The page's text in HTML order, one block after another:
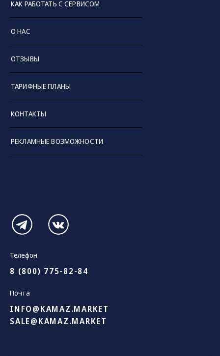
КАК РАБОТАТЬ С СЕРВИСОМ
О НАС
ОТЗЫВЫ
ТАРИФНЫЕ ПЛАНЫ
КОНТАКТЫ
РЕКЛАМНЫЕ ВОЗМОЖНОСТИ
Телефон
8 (800) 775-82-84
Почта
INFO@KAMAZ.MARKET
SALE@KAMAZ.MARKET